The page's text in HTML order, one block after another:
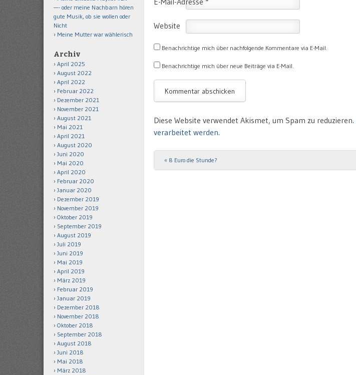
Website
Benachrichtige mich über nachfolgende Kommentare via E-Mail.
Benachrichtige mich über neue Beiträge via E-Mail.
Diese Website verwendet Akismet, um Spam zu reduzieren.
verarbeitet werden.
Post navigation
« 8 Euro die Stunde?
—- oder meine Nachbarn hören
gute Musik, ob sie wollen oder
Nicht
Meine Mutter war wählerisch
Archiv
April 2025
August 2022
April 2022
Februar 2022
Dezember 2021
November 2021
August 2021
Mai 2021
April 2021
August 2020
Juni 2020
Mai 2020
April 2020
Februar 2020
Januar 2020
Dezember 2019
November 2019
Oktober 2019
September 2019
August 2019
Juli 2019
Juni 2019
Mai 2019
April 2019
März 2019
Februar 2019
Januar 2019
Dezember 2018
November 2018
Oktober 2018
September 2018
August 2018
Juni 2018
Mai 2018
März 2018